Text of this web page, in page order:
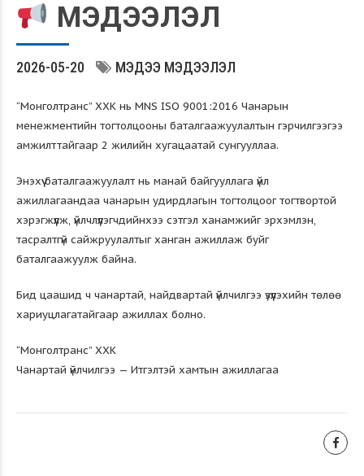
МЭДЭЭЛЭЛ
2026-05-20 МЭДЭЭ МЭДЭЭЛЭЛ
“Монголтранс” ХХК нь MNS ISO 9001:2016 Чанарын
менежментийн тогтолцооны баталгаажуулалтын гэрчилгээгээ
амжилттайгаар 2 жилийн хугацаатай сунгууллаа.
Энэхүү баталгаажуулалт нь манай байгууллага үйл
ажиллагаандаа чанарын удирдлагын тогтолцоог тогтвортой
хэрэгжүүлж, үйлчлүүлэгчдийнхээ сэтгэл ханамжийг эрхэмлэн,
тасралтгүй сайжруулалтыг ханган ажиллаж буйг
баталгаажуулж байна.
Бид цаашид ч чанартай, найдвартай үйлчилгээ үзүүлэхийн төлөө
хариуцлагатайгаар ажиллах болно.
“Монголтранс” ХХК
Чанартай үйлчилгээ — Итгэлтэй хамтын ажиллагаа